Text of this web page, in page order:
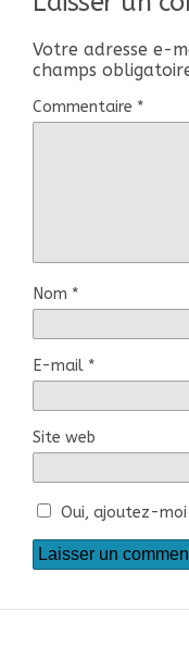
Votre adresse e-
champs
Commentaire *
Nom *
E-mail *
Site web
Oui, ajoutez-